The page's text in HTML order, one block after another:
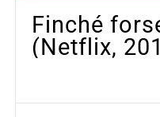
Finché
(Netflix,